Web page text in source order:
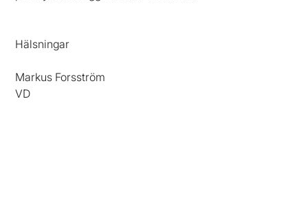
Hälsningar
Markus Forsström
VD